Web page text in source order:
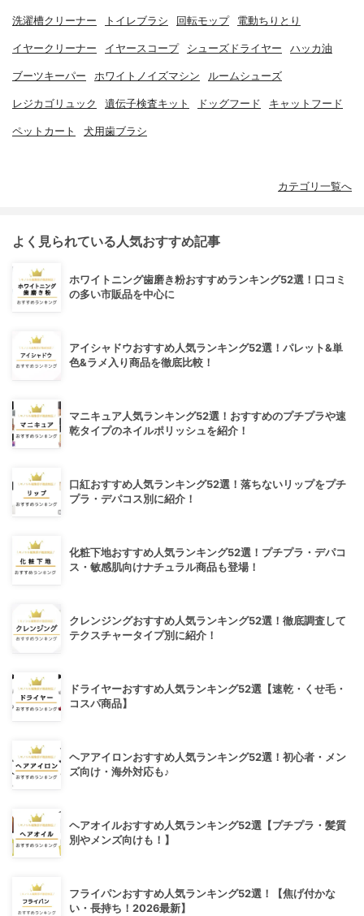
洗濯槽クリーナー トイレブラシ 回転モップ 電動ちりとり
イヤークリーナー イヤースコープ シューズドライヤー ハッカ油
ブーツキーパー ホワイトノイズマシン ルームシューズ
レジカゴリュック 遺伝子検査キット ドッグフード キャットフード
ペットカート 犬用歯ブラシ
カテゴリ一覧へ
よく見られている人気おすすめ記事
ホワイトニング歯磨き粉おすすめランキング52選！口コミ
の多い市販品を中心に
アイシャドウおすすめ人気ランキング52選！パレット&単
色&ラメ入り商品を徹底比較！
マニキュア人気ランキング52選！おすすめのプチプラや速
乾タイプのネイルポリッシュを紹介！
口紅おすすめ人気ランキング52選！落ちないリップをプチ
プラ・デパコス別に紹介！
化粧下地おすすめ人気ランキング52選！プチプラ・デパコ
ス・敏感肌向けナチュラル商品も登場！
クレンジングおすすめ人気ランキング52選！徹底調査して
テクスチャータイプ別に紹介！
ドライヤーおすすめ人気ランキング52選【速乾・くせ毛・
コスパ商品】
ヘアアイロンおすすめ人気ランキング52選！初心者・メン
ズ向け・海外対応も♪
ヘアオイルおすすめ人気ランキング52選【プチプラ・髪質
別やメンズ向けも！】
フライパンおすすめ人気ランキング52選！【焦げ付かな
い・長持ち！2026最新】